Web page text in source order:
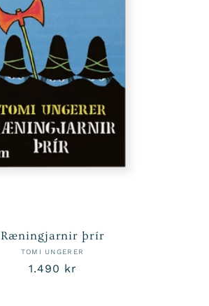
Ræningjarnir þrír
TOMI UNGERER
Venjulegt
1.490 kr